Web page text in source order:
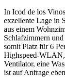
In Icod de los
exzellente Lage in
aus einem
Schlafzimmern
somit Platz für 6
Highspeed-
Ventilator, eine
ist auf Anfrage